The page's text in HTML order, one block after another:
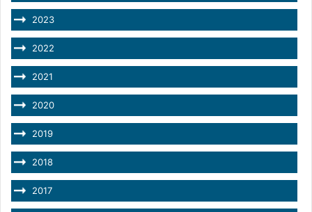
2023
2022
2021
2020
2019
2018
2017